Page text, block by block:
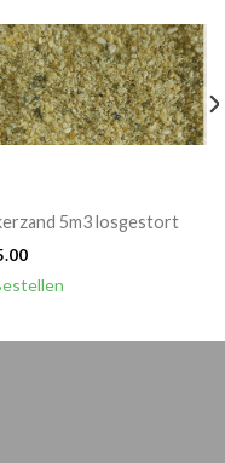
5m3 losgestort